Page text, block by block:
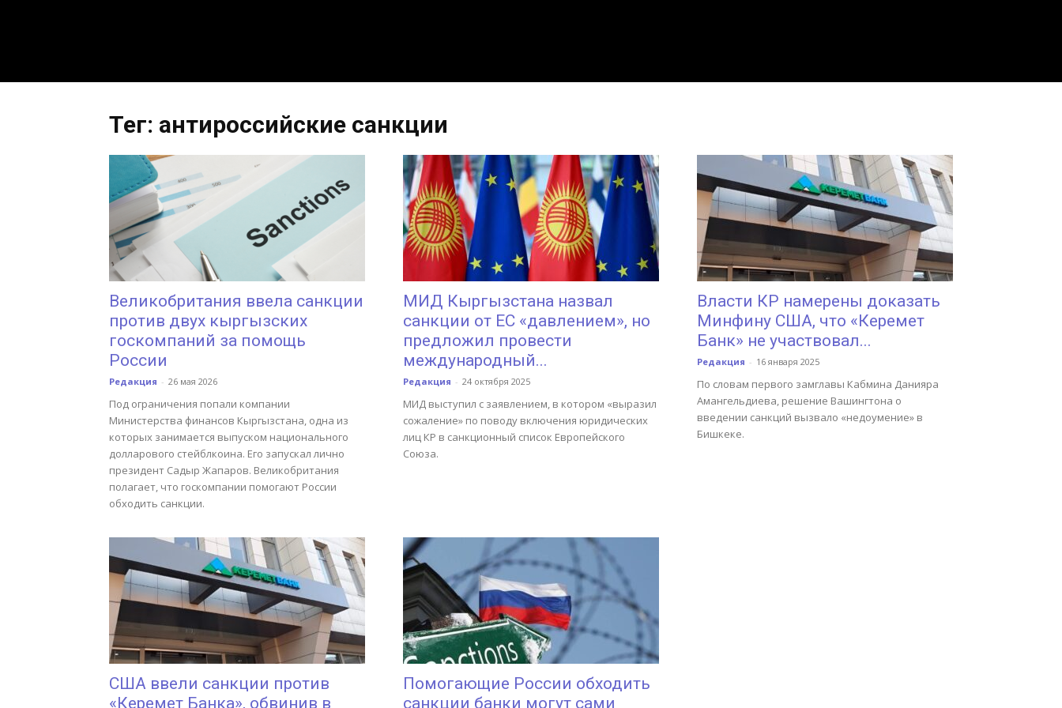
Тег: антироссийские санкции
Великобритания ввела санкции
против двух кыргызских
госкомпаний за помощь
России
Редакция - 26 мая 2026
Под ограничения попали компании
Министерства финансов Кыргызстана, одна из
которых занимается выпуском национального
долларового стейблкоина. Его запускал лично
президент Садыр Жапаров. Великобритания
полагает, что госкомпании помогают России
обходить санкции.
МИД Кыргызстана назвал
санкции от ЕС «давлением», но
предложил провести
международный...
Редакция - 24 октября 2025
МИД выступил с заявлением, в котором «выразил
сожаление» по поводу включения юридических
лиц КР в санкционный список Европейского
Союза.
Власти КР намерены доказать
Минфину США, что «Керемет
Банк» не участвовал...
Редакция - 16 января 2025
По словам первого замглавы Кабмина Данияра
Амангельдиева, решение Вашингтона о
введении санкций вызвало «недоумение» в
Бишкеке.
США ввели санкции против
«Керемет Банка», обвинив в
Помогающие России обходить
санкции банки могут сами